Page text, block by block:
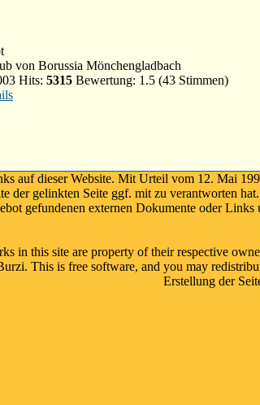
von Borussia Mönchengladbach
Hits: 5315 Bewertung: 1.5 (43 Stimmen)
auf dieser Website. Mit Urteil vom 12. Mai
der gelinkten Seite ggf. mit zu verantworten
gefundenen externen Dokumente oder
in this site are property of their respective
This is free software, and you may
Erstellung der